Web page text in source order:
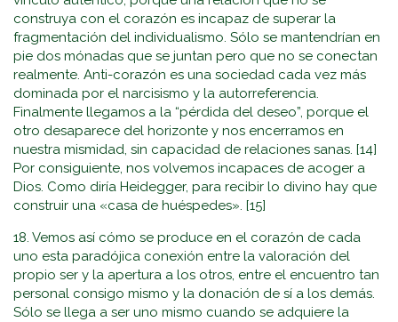
construya con el corazón es incapaz de superar la
fragmentación del individualismo. Sólo se mantendrían en
pie dos mónadas que se juntan pero que no se conectan
realmente. Anti-corazón es una sociedad cada vez más
dominada por el narcisismo y la autorreferencia.
Finalmente llegamos a la “pérdida del deseo”, porque el
otro desaparece del horizonte y nos encerramos en
nuestra mismidad, sin capacidad de relaciones sanas. [14]
Por consiguiente, nos volvemos incapaces de acoger a
Dios. Como diría Heidegger, para recibir lo divino hay que
construir una «casa de huéspedes». [15]
18. Vemos así cómo se produce en el corazón de cada
uno esta paradójica conexión entre la valoración del
propio ser y la apertura a los otros, entre el encuentro tan
personal consigo mismo y la donación de sí a los demás.
Sólo se llega a ser uno mismo cuando se adquiere la